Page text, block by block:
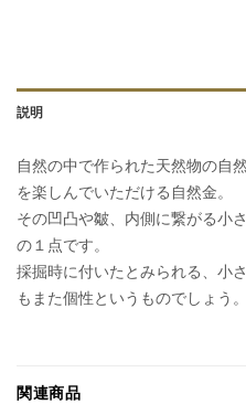
説明
自然の中で作られた天然物の自
を楽しんでいただける自然金。
その凹凸や皺、内側に繋がる小
の１点です。
採掘時に付いたとみられる、小
もまた個性というものでしょう。
関連商品